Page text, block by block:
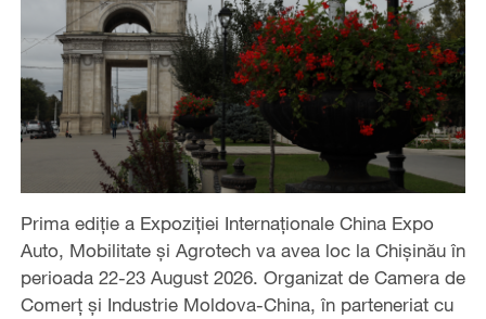
Prima ediție a Expoziției Internaționale China Expo
Auto, Mobilitate și Agrotech va avea loc la Chișinău în
perioada 22-23 August 2026. Organizat de Camera de
Comerț și Industrie Moldova-China, în parteneriat cu